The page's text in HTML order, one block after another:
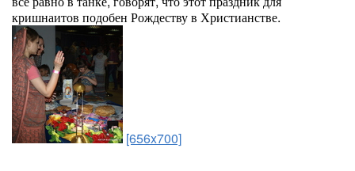
кришнаитов подобен Рождеству в Христианстве.
[656x700]